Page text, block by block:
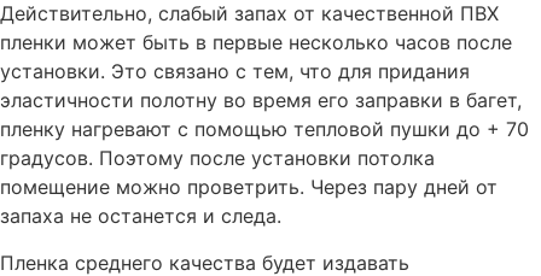
Действительно, слабый запах от качественной ПВХ
пленки может быть в первые несколько часов после
установки. Это связано с тем, что для придания
эластичности полотну во время его заправки в багет,
пленку нагревают с помощью тепловой пушки до + 70
градусов. Поэтому после установки потолка
помещение можно проветрить. Через пару дней от
запаха не останется и следа.
Пленка среднего качества будет издавать